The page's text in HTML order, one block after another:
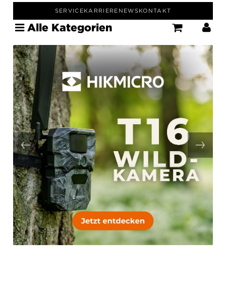
SERVICEKARRIERE NEWSKONTAKT
Alle Kategorien